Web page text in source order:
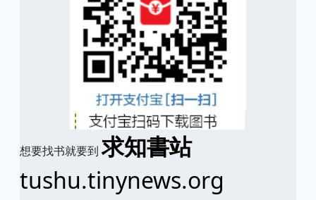
想要找书就要到求知書站
tushu.tinynews.org